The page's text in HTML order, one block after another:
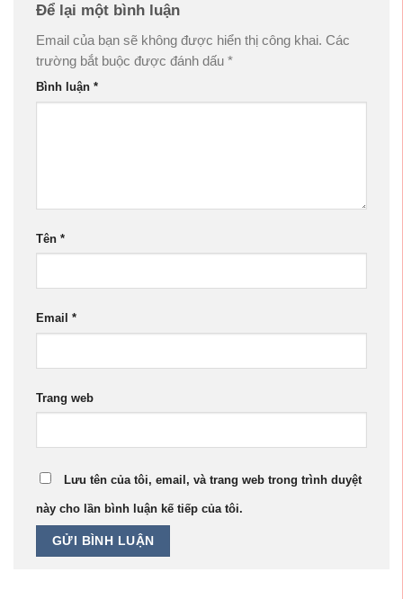
Để lại một bình luận
Email của bạn sẽ không được hiển thị công khai. Các
trường bắt buộc được đánh dấu *
Bình luận *
Tên *
Email *
Trang web
Lưu tên của tôi, email, và trang web trong trình duyệt
này cho lần bình luận kế tiếp của tôi.